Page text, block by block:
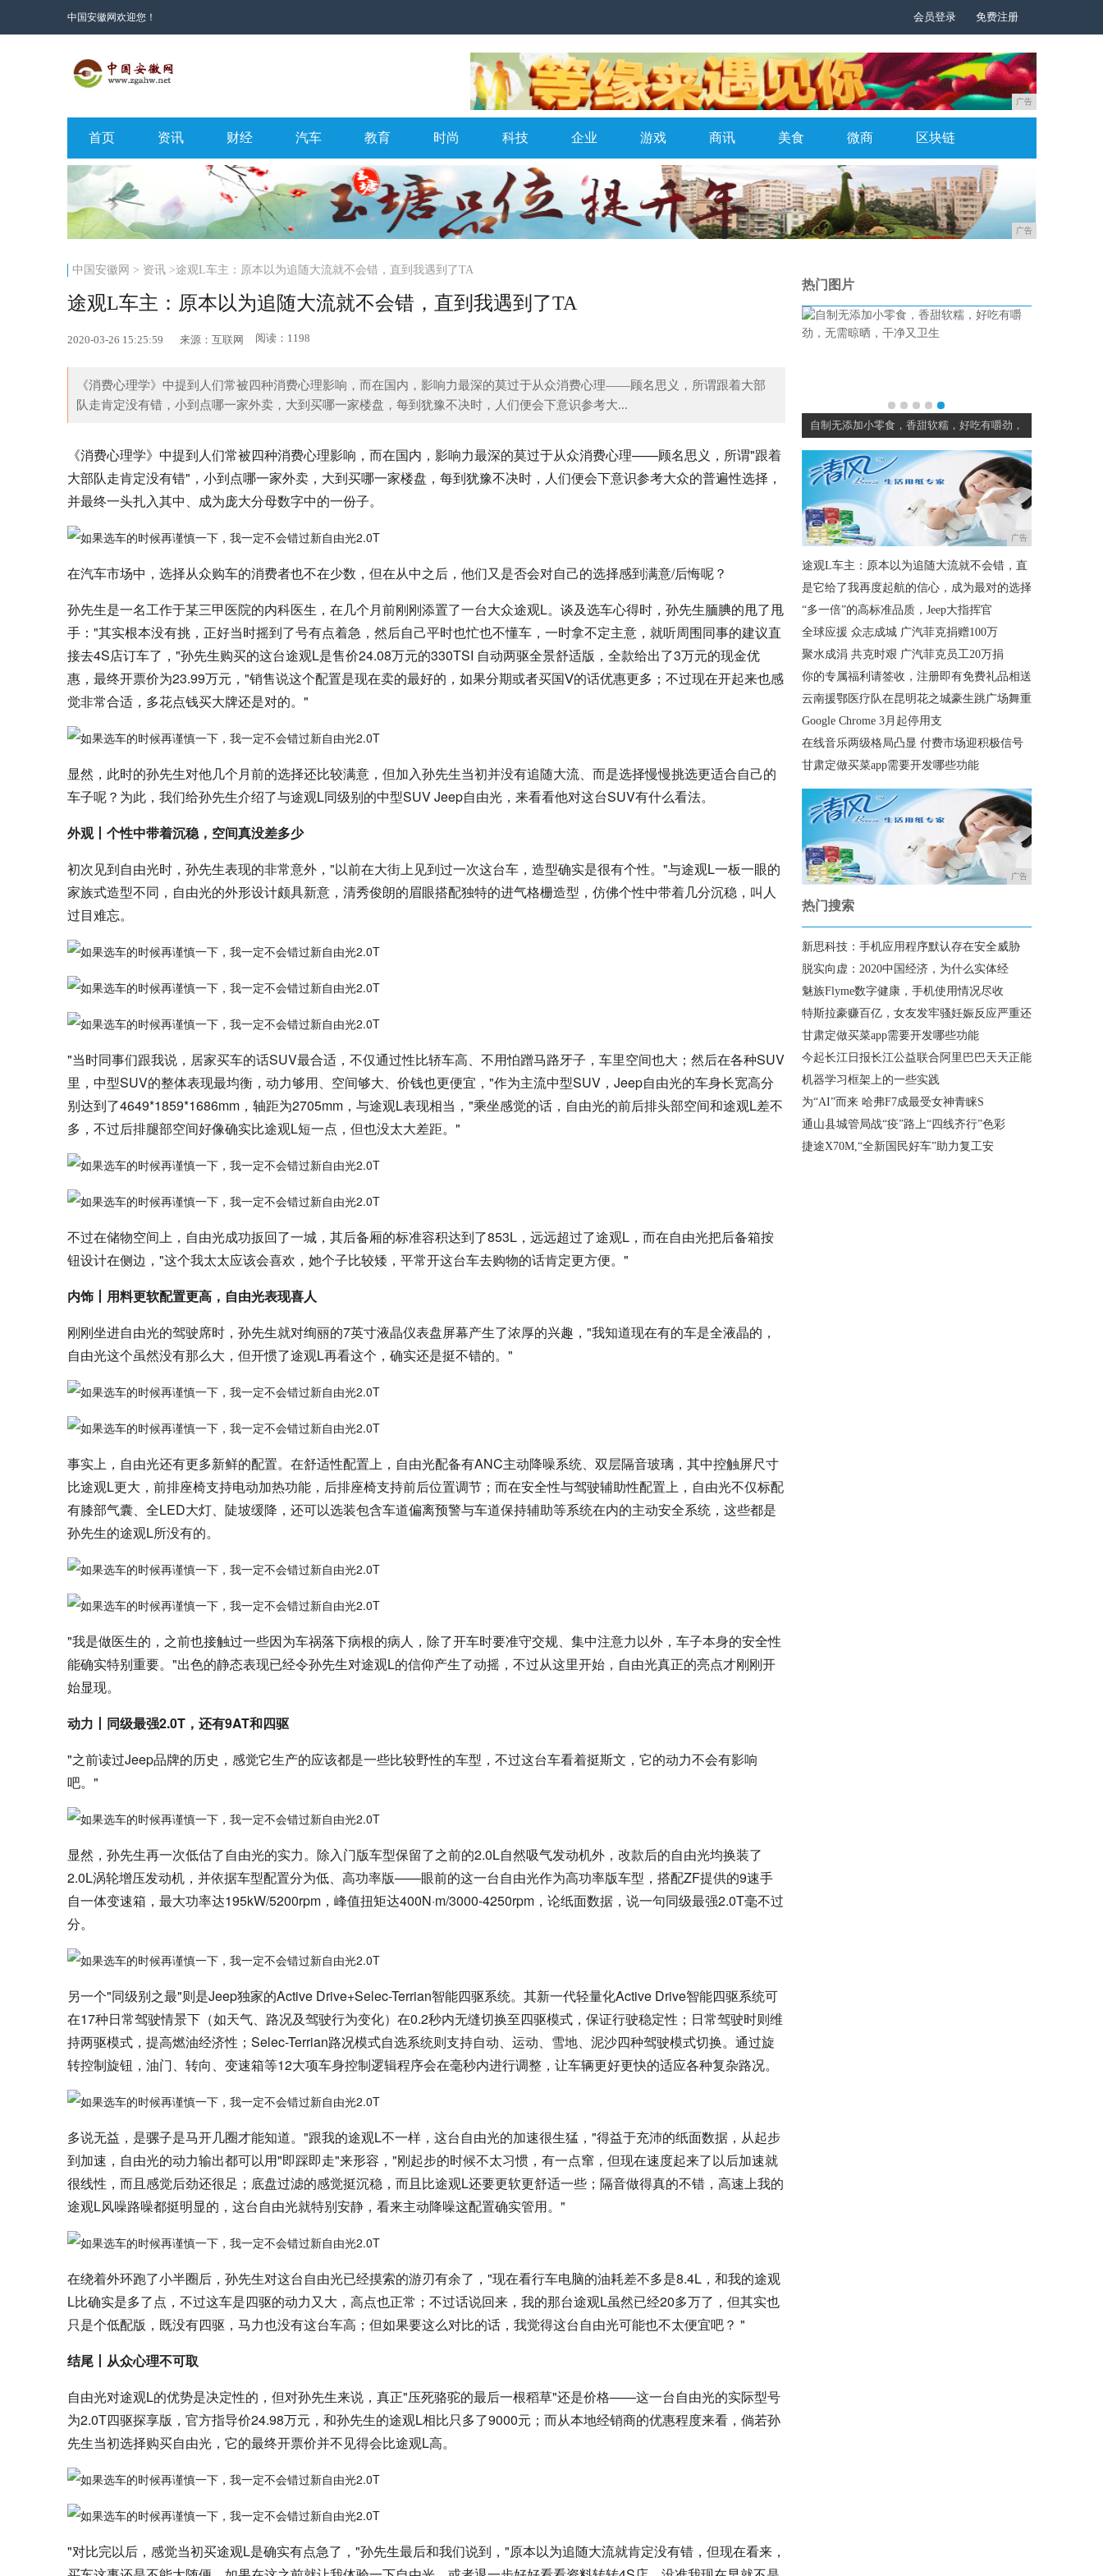
中国安徽网欢迎您！ 会员登录 免费注册
广告
首页 资讯 财经 汽车 教育 时尚 科技 企业 游戏 商讯 美食 微商 区块链
广告
中国安徽网 > 资讯>途观L车主：原本以为追随大流就不会错，直到我遇到了TA
途观L车主：原本以为追随大流就不会错，直到我遇到了TA
2020-03-26 15:25:59 来源：互联网 阅读：1198
《消费心理学》中提到人们常被四种消费心理影响，而在国内，影响力最深的莫过于从众消费心理——顾名思义，所谓跟着大部
队走肯定没有错，小到点哪一家外卖，大到买哪一家楼盘，每到犹豫不决时，人们便会下意识参考大...
《消费心理学》中提到人们常被四种消费心理影响，而在国内，影响力最深的莫过于从众消费心理——顾名思义，所谓"跟着
大部队走肯定没有错"，小到点哪一家外卖，大到买哪一家楼盘，每到犹豫不决时，人们便会下意识参考大众的普遍性选择，
并最终一头扎入其中、成为庞大分母数字中的一份子。
在汽车市场中，选择从众购车的消费者也不在少数，但在从中之后，他们又是否会对自己的选择感到满意/后悔呢？
孙先生是一名工作于某三甲医院的内科医生，在几个月前刚刚添置了一台大众途观L。谈及选车心得时，孙先生腼腆的甩了甩
手："其实根本没有挑，正好当时摇到了号有点着急，然后自己平时也忙也不懂车，一时拿不定主意，就听周围同事的建议直
接去4S店订车了，"孙先生购买的这台途观L是售价24.08万元的330TSI 自动两驱全景舒适版，全款给出了3万元的现金优
惠，最终开票价为23.99万元，"销售说这个配置是现在卖的最好的，如果分期或者买国Ⅴ的话优惠更多；不过现在开起来也感
觉非常合适，多花点钱买大牌还是对的。"
显然，此时的孙先生对他几个月前的选择还比较满意，但加入孙先生当初并没有追随大流、而是选择慢慢挑选更适合自己的
车子呢？为此，我们给孙先生介绍了与途观L同级别的中型SUV Jeep自由光，来看看他对这台SUV有什么看法。
外观丨个性中带着沉稳，空间真没差多少
初次见到自由光时，孙先生表现的非常意外，"以前在大街上见到过一次这台车，造型确实是很有个性。"与途观L一板一眼的
家族式造型不同，自由光的外形设计颇具新意，清秀俊朗的眉眼搭配独特的进气格栅造型，仿佛个性中带着几分沉稳，叫人
过目难忘。
"当时同事们跟我说，居家买车的话SUV最合适，不仅通过性比轿车高、不用怕蹭马路牙子，车里空间也大；然后在各种SUV
里，中型SUV的整体表现最均衡，动力够用、空间够大、价钱也更便宜，"作为主流中型SUV，Jeep自由光的车身长宽高分
别达到了4649*1859*1686mm，轴距为2705mm，与途观L表现相当，"乘坐感觉的话，自由光的前后排头部空间和途观L差不
多，不过后排腿部空间好像确实比途观L短一点，但也没太大差距。"
不过在储物空间上，自由光成功扳回了一城，其后备厢的标准容积达到了853L，远远超过了途观L，而在自由光把后备箱按
钮设计在侧边，"这个我太太应该会喜欢，她个子比较矮，平常开这台车去购物的话肯定更方便。"
内饰丨用料更软配置更高，自由光表现喜人
刚刚坐进自由光的驾驶席时，孙先生就对绚丽的7英寸液晶仪表盘屏幕产生了浓厚的兴趣，"我知道现在有的车是全液晶的，
自由光这个虽然没有那么大，但开惯了途观L再看这个，确实还是挺不错的。"
事实上，自由光还有更多新鲜的配置。在舒适性配置上，自由光配备有ANC主动降噪系统、双层隔音玻璃，其中控触屏尺寸
比途观L更大，前排座椅支持电动加热功能，后排座椅支持前后位置调节；而在安全性与驾驶辅助性配置上，自由光不仅标配
有膝部气囊、全LED大灯、陡坡缓降，还可以选装包含车道偏离预警与车道保持辅助等系统在内的主动安全系统，这些都是
孙先生的途观L所没有的。
"我是做医生的，之前也接触过一些因为车祸落下病根的病人，除了开车时要准守交规、集中注意力以外，车子本身的安全性
能确实特别重要。"出色的静态表现已经令孙先生对途观L的信仰产生了动摇，不过从这里开始，自由光真正的亮点才刚刚开
始显现。
动力丨同级最强2.0T，还有9AT和四驱
"之前读过Jeep品牌的历史，感觉它生产的应该都是一些比较野性的车型，不过这台车看着挺斯文，它的动力不会有影响
吧。"
显然，孙先生再一次低估了自由光的实力。除入门版车型保留了之前的2.0L自然吸气发动机外，改款后的自由光均换装了
2.0L涡轮增压发动机，并依据车型配置分为低、高功率版——眼前的这一台自由光作为高功率版车型，搭配ZF提供的9速手
自一体变速箱，最大功率达195kW/5200rpm，峰值扭矩达400N·m/3000-4250rpm，论纸面数据，说一句同级最强2.0T毫不过
分。
另一个"同级别之最"则是Jeep独家的Active Drive+Selec-Terrian智能四驱系统。其新一代轻量化Active Drive智能四驱系统可
在17种日常驾驶情景下（如天气、路况及驾驶行为变化）在0.2秒内无缝切换至四驱模式，保证行驶稳定性；日常驾驶时则维
持两驱模式，提高燃油经济性；Selec-Terrian路况模式自选系统则支持自动、运动、雪地、泥沙四种驾驶模式切换。通过旋
转控制旋钮，油门、转向、变速箱等12大项车身控制逻辑程序会在毫秒内进行调整，让车辆更好更快的适应各种复杂路况。
多说无益，是骡子是马开几圈才能知道。"跟我的途观L不一样，这台自由光的加速很生猛，"得益于充沛的纸面数据，从起步
到加速，自由光的动力输出都可以用"即踩即走"来形容，"刚起步的时候不太习惯，有一点窜，但现在速度起来了以后加速就
很线性，而且感觉后劲还很足；底盘过滤的感觉挺沉稳，而且比途观L还要更软更舒适一些；隔音做得真的不错，高速上我的
途观L风噪路噪都挺明显的，这台自由光就特别安静，看来主动降噪这配置确实管用。"
在绕着外环跑了小半圈后，孙先生对这台自由光已经摸索的游刃有余了，"现在看行车电脑的油耗差不多是8.4L，和我的途观
L比确实是多了点，不过这车是四驱的动力又大，高点也正常；不过话说回来，我的那台途观L虽然已经20多万了，但其实也
只是个低配版，既没有四驱，马力也没有这台车高；但如果要这么对比的话，我觉得这台自由光可能也不太便宜吧？ "
结尾丨从众心理不可取
自由光对途观L的优势是决定性的，但对孙先生来说，真正"压死骆驼的最后一根稻草"还是价格——这一台自由光的实际型号
为2.0T四驱探享版，官方指导价24.98万元，和孙先生的途观L相比只多了9000元；而从本地经销商的优惠程度来看，倘若孙
先生当初选择购买自由光，它的最终开票价并不见得会比途观L高。
"对比完以后，感觉当初买途观L是确实有点急了，"孙先生最后和我们说到，"原本以为追随大流就肯定没有错，但现在看来，
热门图片
林大厨片面包，中国 自制无添加小零食，香甜软糯，好吃有嚼劲，
广告
途观L车主：原本以为追随大流就不会错，直
是它给了我再度起航的信心，成为最对的选择
“多一倍”的高标准品质，Jeep大指挥官
全球应援 众志成城 广汽菲克捐赠100万
聚水成涓 共克时艰 广汽菲克员工20万捐
你的专属福利请签收，注册即有免费礼品相送
云南援鄂医疗队在昆明花之城豪生跳广场舞重
Google Chrome 3月起停用支
在线音乐两级格局凸显 付费市场迎积极信号
甘肃定做买菜app需要开发哪些功能
广告
热门搜索
新思科技：手机应用程序默认存在安全威胁
脱实向虚：2020中国经济，为什么实体经
魅族Flyme数字健康，手机使用情况尽收
特斯拉豪赚百亿，女友发牢骚妊娠反应严重还
甘肃定做买菜app需要开发哪些功能
今起长江日报长江公益联合阿里巴巴天天正能
机器学习框架上的一些实践
为“AI”而来 哈弗F7成最受女神青睐S
通山县城管局战“疫”路上“四线齐行”色彩
捷途X70M,“全新国民好车”助力复工安